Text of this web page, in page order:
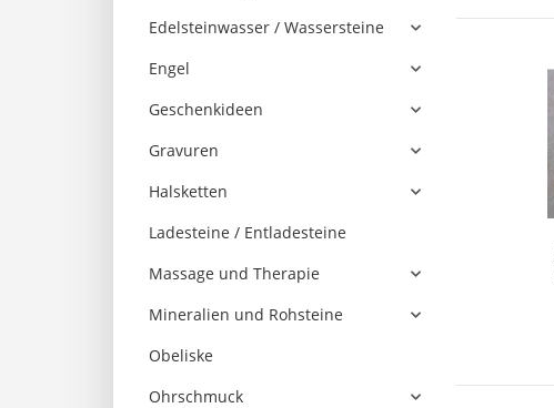
Edelsteinwasser / Wassersteine
Engel
Geschenkideen
Gravuren
Halsketten
Ladesteine / Entladesteine
Massage und Therapie
Mineralien und Rohsteine
Obeliske
Ohrschmuck